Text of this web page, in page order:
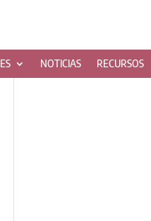
NOTICIAS RECURSOS